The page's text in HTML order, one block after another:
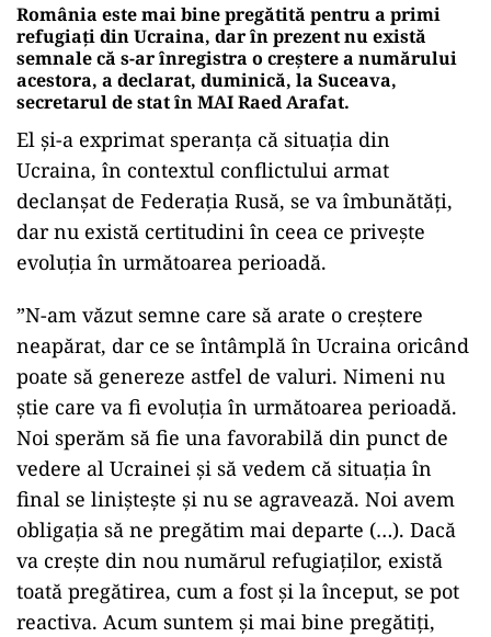
România este mai bine pregătită pentru a primi
refugiaţi din Ucraina, dar în prezent nu există
semnale că s-ar înregistra o creştere a numărului
acestora, a declarat, duminică, la Suceava,
secretarul de stat în MAI Raed Arafat.
El şi-a exprimat speranţa că situaţia din
Ucraina, în contextul conflictului armat
declanşat de Federaţia Rusă, se va îmbunătăţi,
dar nu există certitudini în ceea ce priveşte
evoluţia în următoarea perioadă.
”N-am văzut semne care să arate o creştere
neapărat, dar ce se întâmplă în Ucraina oricând
poate să genereze astfel de valuri. Nimeni nu
ştie care va fi evoluţia în următoarea perioadă.
Noi sperăm să fie una favorabilă din punct de
vedere al Ucrainei şi să vedem că situaţia în
final se linişteşte şi nu se agravează. Noi avem
obligaţia să ne pregătim mai departe (…). Dacă
va creşte din nou numărul refugiaţilor, există
toată pregătirea, cum a fost şi la început, se pot
reactiva. Acum suntem şi mai bine pregătiţi,